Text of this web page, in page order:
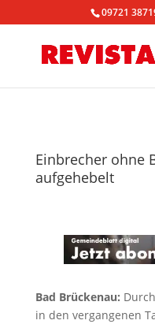
09721
Einbrecher ohne
aufgehebelt
Bad Brückenau:
in den vergangenen